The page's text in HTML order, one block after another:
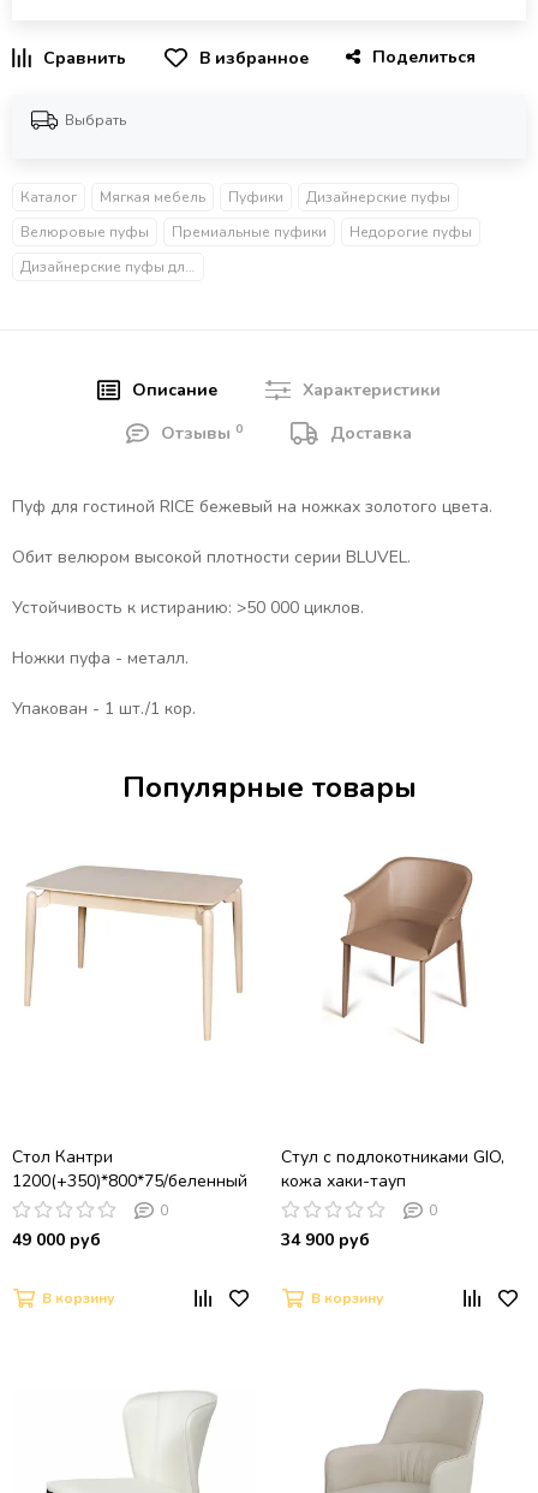
В избранное Поделиться
Выбрать
Каталог Мягкая мебель Пуфики
Дизайнерские пуфы
Велюровые пуфы
Премиальные пуфики
Недорогие пуфы
Дизайнерские пуфы для прихожей
Описание
Характеристики
Отзывы 0 Доставка
Пуф для гостиной RICE бежевый на ножках золотого цвета.
Обит велюром высокой плотности серии BLUVEL.
Устойчивость к истиранию: >50 000 циклов.
Ножки пуфа - металл.
Упакован - 1 шт./1 кор.
Популярные товары
Стол Кантри
1200(+350)*800*75/беленный
дуб
0
49 000 руб
В корзину
Стул с подлокотниками GIO,
кожа хаки-тауп
0
34 900 руб
В корзину